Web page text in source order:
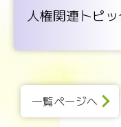
人権関連トピ
一覧ページへ